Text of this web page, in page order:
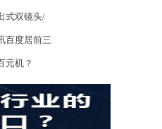
式双镜头/
百度居前三
元机？